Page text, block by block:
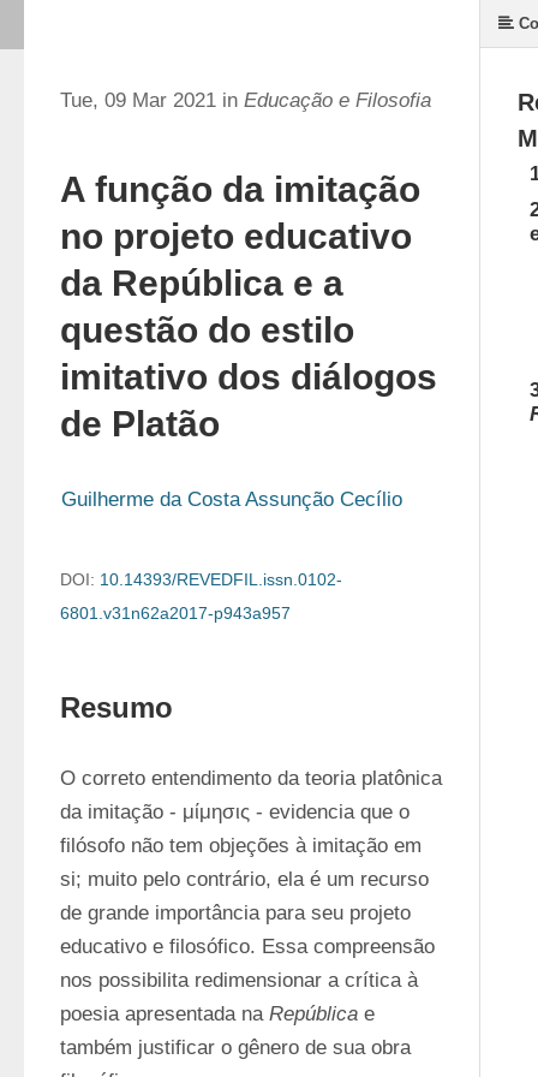
Tue, 09 Mar 2021 in Educação e Filosofia
A função da imitação
no projeto educativo
da República e a
questão do estilo
imitativo dos diálogos
de Platão
Guilherme da Costa Assunção Cecílio
DOI: 10.14393/REVEDFIL.issn.0102-
6801.v31n62a2017-p943a957
Resumo
O correto entendimento da teoria platônica
da imitação - μίμησις - evidencia que o
filósofo não tem objeções à imitação em
si; muito pelo contrário, ela é um recurso
de grande importância para seu projeto
educativo e filosófico. Essa compreensão
nos possibilita redimensionar a crítica à
poesia apresentada na República e
também justificar o gênero de sua obra